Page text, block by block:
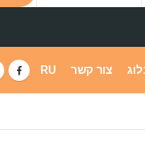
צור קשר RU